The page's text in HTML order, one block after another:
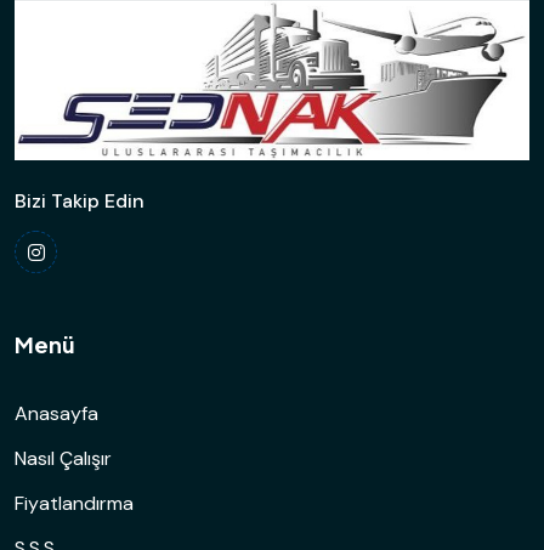
Bizi Takip Edin
Menü
Anasayfa
Nasıl Çalışır
Fiyatlandırma